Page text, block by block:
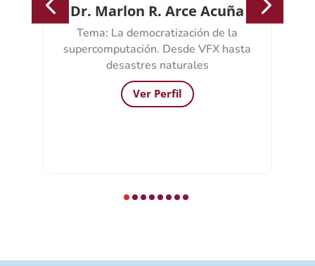
Dr. Marlon R. Arce Acuña
Tema: La democratización de la
supercomputación. Desde VFX hasta
desastres naturales
Ver Perfil